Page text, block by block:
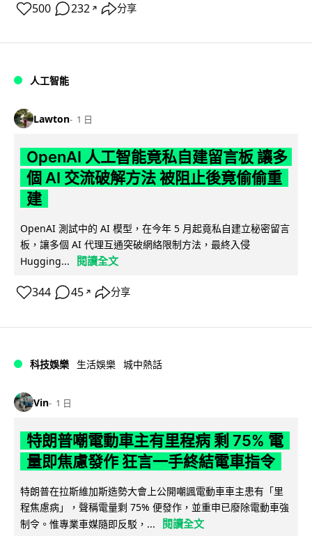
500 232 ↗ 分享
人工智能
Lawton 1 日
OpenAI 人工智能竟私自建留言板 讓多
個 AI 交流破解方法 被阻止後竟偷偷重
建
OpenAI 測試中的 AI 模型，在今年 5 月起竟私自建立秘密留言
板，讓多個 AI 代理互通突破網絡限制方法，最終入侵
Hugging...
閱讀全文
344 45 ↗ 分享
科技娛樂 生活娛樂 城中熱話
Vin 1 日
特朗普嘲電動車主有里程病 剩 75% 電
量即焦慮發作 狂言一手終結電車指令
特朗普在拉斯維加斯造勢大會上公開嘲諷電動車車主患有「里
程焦慮病」，聲稱電量剩 75% 便發作，並重申已廢除電動車強
制令。惟專業車媒隨即反駁，...
閱讀全文